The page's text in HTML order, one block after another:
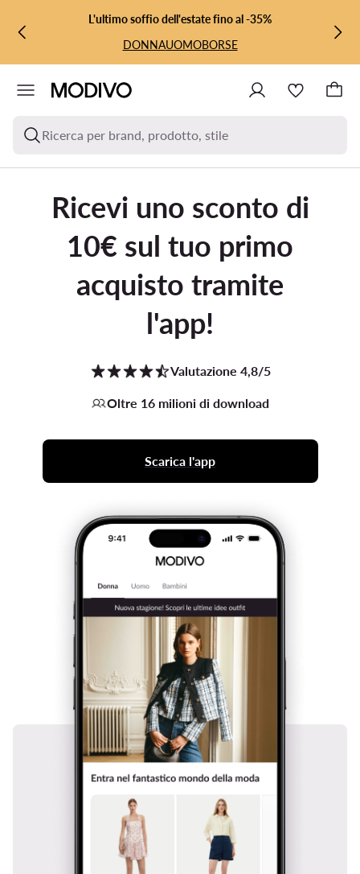
VAI AL CONTENUTO PRINCIPALE
VAI ALLA RICERCAL'ultimo soffio dell'estate fino al -35%
DONNAUOMOBORSE
Ricerca per brand, prodotto, stile
Ricevi uno sconto di
10€ sul tuo primo
acquisto tramite
l'app!
Valutazione 4,8/5
Oltre 16 milioni di download
Scarica l'app